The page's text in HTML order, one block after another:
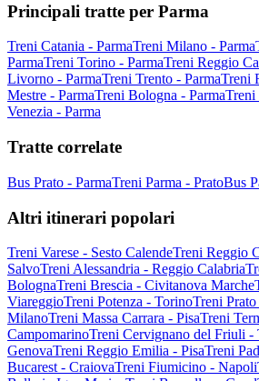
Principali tratte per Parma
Treni Catania - ParmaTreni Milano - Parma
ParmaTreni Torino - ParmaTreni Reggio
Livorno - ParmaTreni Trento - ParmaTreni
Mestre - ParmaTreni Bologna - ParmaTreni
Venezia - Parma
Tratte correlate
Bus Prato - ParmaTreni Parma - PratoBus
Altri itinerari popolari
Treni Varese - Sesto CalendeTreni Reggio
SalvoTreni Alessandria - Reggio Calabria
BolognaTreni Brescia - Civitanova Marche
ViareggioTreni Potenza - TorinoTreni
MilanoTreni Massa Carrara - PisaTreni
CampomarinoTreni Cervignano del Friuli -
GenovaTreni Reggio Emilia - PisaTreni
Bucarest - CraiovaTreni Fiumicino - Napoli